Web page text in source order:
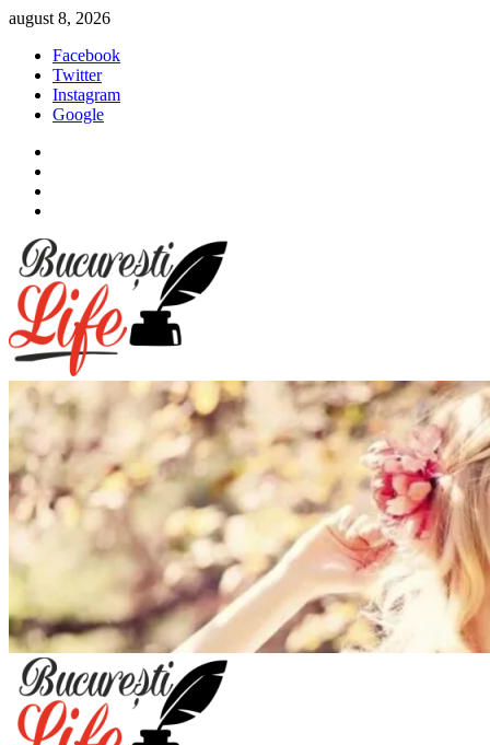
Sari
conținut
august 8, 2026
Facebook
Twitter
Instagram
Google
Meniu
principal